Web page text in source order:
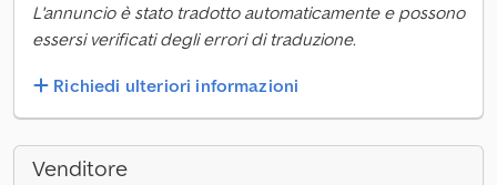
L'annuncio è stato tradotto automaticamente e possono
essersi verificati degli errori di traduzione.
Richiedi ulteriori informazioni
Venditore